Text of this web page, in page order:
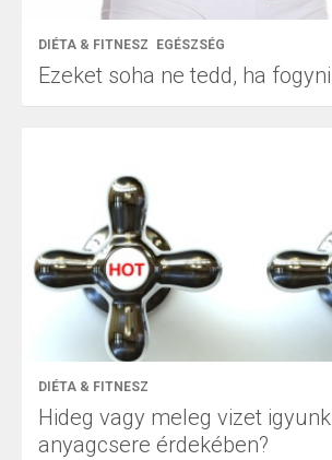
DIÉTA & FITNESZ EGÉSZSÉG
Ezeket soha ne tedd, ha
DIÉTA & FITNESZ
Hideg vagy meleg vizet
anyagcsere érdekében?